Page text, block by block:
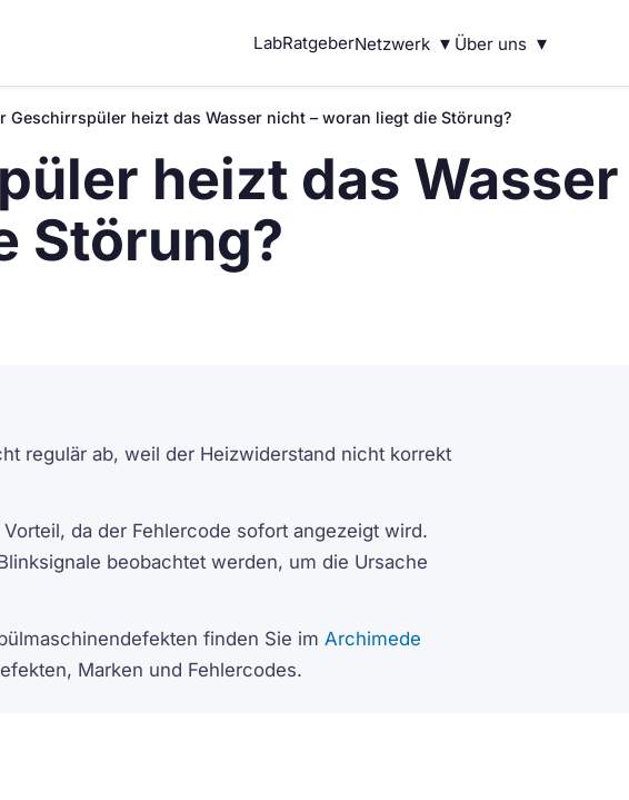
LabRatgeberNetzwerk ▾ Über uns ▾
Geschirrspüler heizt das Wasser nicht – woran liegt die Störung?
heizt das
Störung?
regulär ab, weil der Heizwiderstand nicht korrekt
da der Fehlercode sofort angezeigt wird.
beobachtet werden, um die Ursache
finden Sie im Archimede
Marken und Fehlercodes.